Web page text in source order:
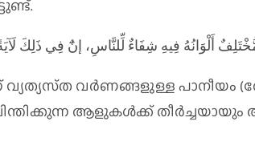
أَلْوَانُهُ فِيهِ شِفَاءٌ لِّلنَّاسِ، إنٌٓ فِي ذَلِكَ لَآيَةً
വ്യത്യസ്‌ത വര്‍ണങ്ങളുള്ള
ആളുകള്‍ക്ക്‌